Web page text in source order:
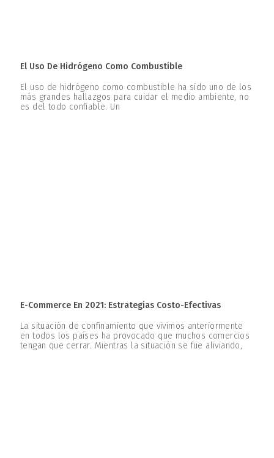
El Uso De Hidrógeno Como Combustible
El uso de hidrógeno como combustible ha sido uno de los
más grandes hallazgos para cuidar el medio ambiente, no
es del todo confiable. Un
E-Commerce En 2021: Estrategias Costo-Efectivas
La situación de confinamiento que vivimos anteriormente
en todos los países ha provocado que muchos comercios
tengan que cerrar. Mientras la situación se fue aliviando,